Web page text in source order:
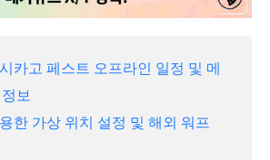
카고 페스트 오프라인 일정 및 메
보
한 가상 위치 설정 및 해외 워프